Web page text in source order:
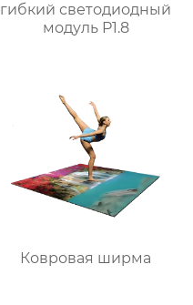
гибкий светодиодный
модуль P1.8
Ковровая ширма